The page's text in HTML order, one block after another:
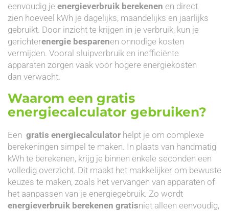
eenvoudig je energieverbruik berekenen en direct
zien hoeveel kWh je dagelijks, maandelijks en jaarlijks
gebruikt. Door inzicht te krijgen in je verbruik, kun je
gerichterenergie besparenen onnodige kosten
vermijden. Vooral sluipverbruik en inefficiënte
apparaten zorgen vaak voor hogere energiekosten
dan verwacht.
Waarom een gratis
energiecalculator gebruiken?
Een gratis energiecalculator helpt je om complexe
berekeningen simpel te maken. In plaats van handmatig
kWh te berekenen, krijg je binnen enkele seconden een
volledig overzicht. Dit maakt het makkelijker om bewuste
keuzes te maken, zoals het vervangen van apparaten of
het aanpassen van je energiegebruik. Zo wordt
energieverbruik berekenen gratisniet alleen eenvoudig,